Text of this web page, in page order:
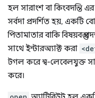
হল সারাংশ বা কিংবদন্তি
সর্বদা প্রদর্শিত হয়, একটি
পিতামাতার বাকি বিষয়বস্তু
সাথে ইন্টারঅ্যাক্ট করা
টগল করে স্ব-লেবেলযুক্ত
করে।